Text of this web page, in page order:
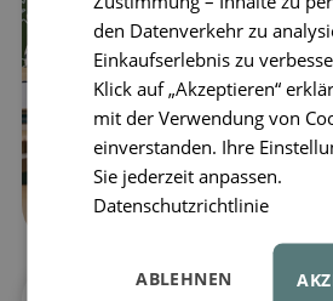
den Datenverkehr zu
Einkaufserlebnis zu
Klick auf „Akzeptieren“
mit der Verwendung von
einverstanden. Ihre
Sie jederzeit anpassen.
Datenschutzrichtlinie
ABLEHNEN